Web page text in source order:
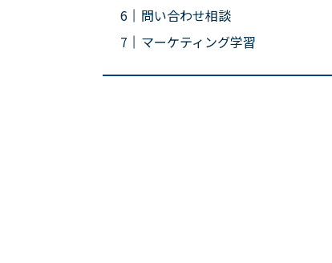
問い合わせ相談
マーケティング学習